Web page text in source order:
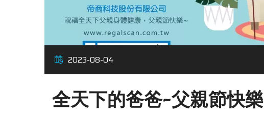
2023-08-04
全天下的爸爸~父親節快樂